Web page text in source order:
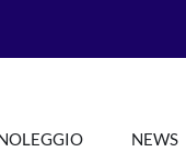
NEWS